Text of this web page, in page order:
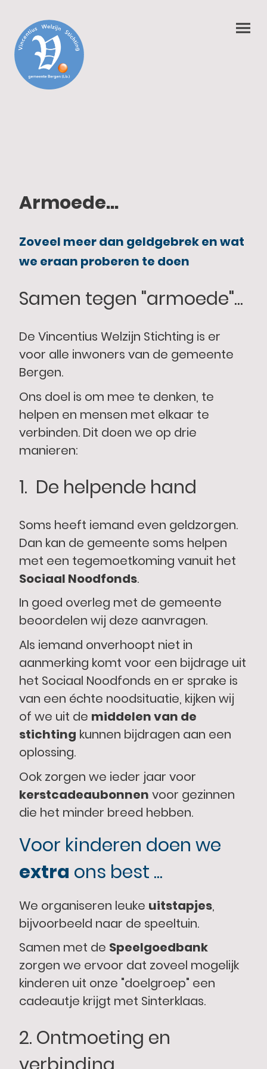
Armoede...
Zoveel meer dan geldgebrek en wat
we eraan proberen te doen
Samen tegen "armoede"...
De Vincentius Welzijn Stichting is er
voor alle inwoners van de gemeente
Bergen.
Ons doel is om mee te denken, te
helpen en mensen met elkaar te
verbinden. Dit doen we op drie
manieren:
1. De helpende hand
Soms heeft iemand even geldzorgen.
Dan kan de gemeente soms helpen
met een tegemoetkoming vanuit het
Sociaal Noodfonds.
In goed overleg met de gemeente
beoordelen wij deze aanvragen.
Als iemand onverhoopt niet in
aanmerking komt voor een bijdrage uit
het Sociaal Noodfonds en er sprake is
van een échte noodsituatie, kijken wij
of we uit de middelen van de
stichting kunnen bijdragen aan een
oplossing.
Ook zorgen we ieder jaar voor
kerstcadeaubonnen voor gezinnen
die het minder breed hebben.
Voor kinderen doen we
extra ons best ...
We organiseren leuke uitstapjes,
bijvoorbeeld naar de speeltuin.
Samen met de Speelgoedbank
zorgen we ervoor dat zoveel mogelijk
kinderen uit onze "doelgroep" een
cadeautje krijgt met Sinterklaas.
2. Ontmoeting en